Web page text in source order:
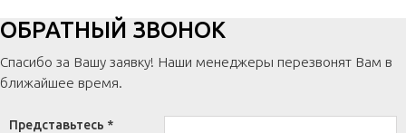
ОБРАТНЫЙ ЗВОНОК
Спасибо за Вашу заявку! Наши менеджеры перезвонят Вам в
ближайшее время.
Представьтесь *